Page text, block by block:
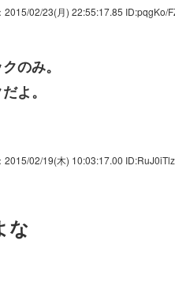
：2015/02/23(月) 22:55:17.85 ID:pqgKo/
のみ。
よ。
：2015/02/19(木) 10:03:17.00
な